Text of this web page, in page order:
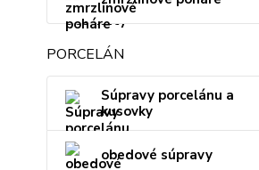
PORCELÁN
Súpravy porcelánu a
kusovky
obedové súpravy